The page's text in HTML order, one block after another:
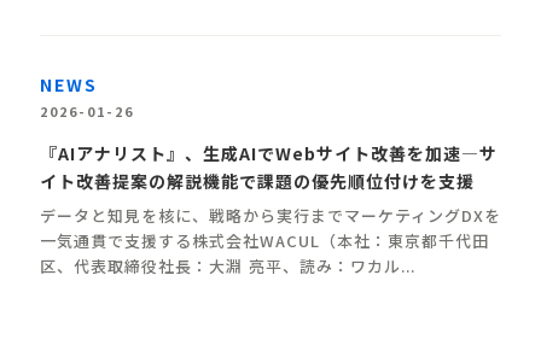
NEWS
2026-01-26
『AIアナリスト』、生成AIでWebサイト改善を加速—サ
イト改善提案の解説機能で課題の優先順位付けを支援
データと知⾒を核に、戦略から実⾏までマーケティングDXを
⼀気通貫で⽀援する株式会社WACUL（本社：東京都千代⽥
区、代表取締役社⻑：⼤淵 亮平、読み：ワカル...